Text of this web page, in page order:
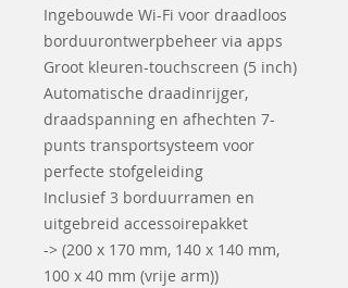
Ingebouwde Wi-Fi voor draadloos
borduurontwerpbeheer via apps
Groot kleuren-touchscreen (5 inch)
Automatische draadinrijger,
draadspanning en afhechten 7-
punts transportsysteem voor
perfecte stofgeleiding
Inclusief 3 borduurramen en
uitgebreid accessoirepakket
-> (200 x 170 mm, 140 x 140 mm,
100 x 40 mm (vrije arm))